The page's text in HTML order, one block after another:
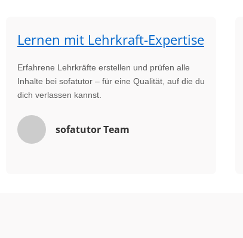
Lernen mit Lehrkraft-Expertise
Erfahrene Lehrkräfte erstellen und prüfen alle
Inhalte bei sofatutor – für eine Qualität, auf die du
dich verlassen kannst.
sofatutor Team